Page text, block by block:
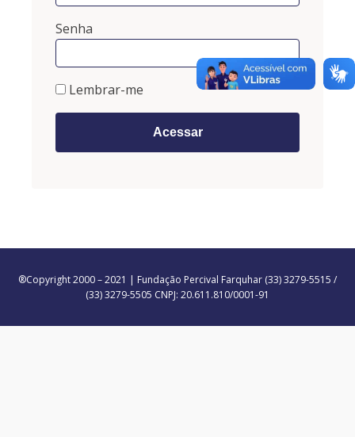
Senha
Lembrar-me
®Copyright 2000 – 2021 | Fundação Percival Farquhar (33) 3279-5515 /
(33) 3279-5505 CNPJ: 20.611.810/0001-91